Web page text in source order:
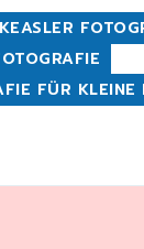
FÜR KLEINE